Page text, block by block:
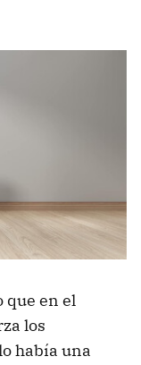
que en el
los
había una